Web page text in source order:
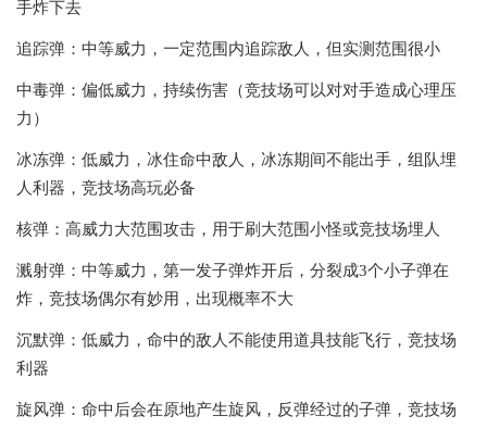
手炸下去
追踪弹：中等威力，一定范围内追踪敌人，但实测范围很小
中毒弹：偏低威力，持续伤害（竞技场可以对对手造成心理压
力）
冰冻弹：低威力，冰住命中敌人，冰冻期间不能出手，组队埋
人利器，竞技场高玩必备
核弹：高威力大范围攻击，用于刷大范围小怪或竞技场埋人
溅射弹：中等威力，第一发子弹炸开后，分裂成3个小子弹在
炸，竞技场偶尔有妙用，出现概率不大
沉默弹：低威力，命中的敌人不能使用道具技能飞行，竞技场
利器
旋风弹：命中后会在原地产生旋风，反弹经过的子弹，竞技场